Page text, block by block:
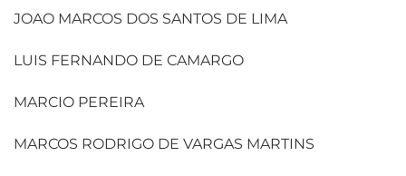
JOAO MARCOS DOS SANTOS DE LIMA
LUIS FERNANDO DE CAMARGO
MARCIO PEREIRA
MARCOS RODRIGO DE VARGAS MARTINS